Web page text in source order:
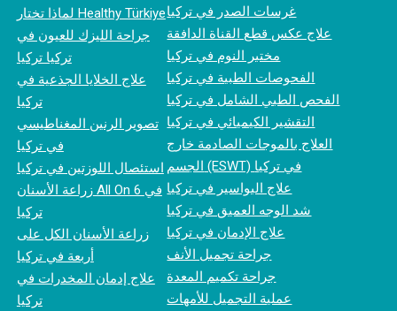
لماذا تختار Healthy Türkiye
جراحة الليزك للعيون في
تركيا تركيا
علاج الخلايا الجذعية في
تركيا
تصوير الرنين المغناطيسي
في تركيا
استئصال اللوزتين في تركيا
زراعة الأسنان All On 6 في
تركيا
زراعة الأسنان الكل على
أربعة في تركيا
علاج إدمان المخدرات في
تركيا
غرسات الصدر في تركيا
علاج عكس قطع القناة الدافقة
مختبر النوم في تركيا
الفحوصات الطبية في تركيا
الفحص الطبي الشامل في تركيا
التقشير الكيميائي في تركيا
العلاج بالموجات الصادمة خارج
الجسم (ESWT) في تركيا
علاج البواسير في تركيا
شد الوجه العميق في تركيا
علاج الإدمان في تركيا
جراحة تجميل الأنف
جراحة تكميم المعدة
عملية التجميل للأمهات